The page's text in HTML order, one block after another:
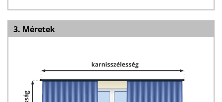
3. Méretek